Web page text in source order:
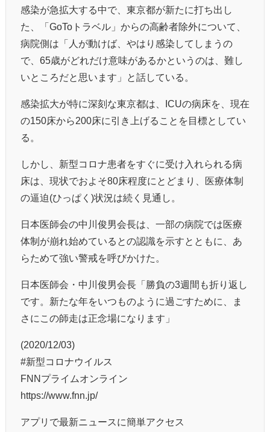
感染が急拡大する中で、東京都が新たに打ち出し
た、「GoToトラベル」からの高齢者除外について、
病院側は「人が動けば、やはり感染してしまうの
で、65歳がどれだけ意味があるかというのは、難し
いところだと思います」と話している。
感染拡大が特に深刻な東京都は、ICUの病床を、現在
の150床から200床に引き上げることを目標としてい
る。
しかし、新型コロナ患者をすぐに受け入れられる病
床は、現状でおよそ80床程度にとどまり、医療体制
の逼迫(ひっぱく)状況は続く見通し。
日本医師会の中川俊男会長は、一部の病院では医療
体制が崩れ始めているとの認識を示すとともに、あ
らためて強い警戒を呼びかけた。
日本医師会・中川俊男会長「勝負の3週間も折り返し
です。新たな年をいつものように過ごすために、ま
さにこの師走は正念場になります」
(2020/12/03)
#新型コロナウイルス
FNNプライムオンライン
https://www.fnn.jp/
アプリで最新ニュースに簡単アクセス